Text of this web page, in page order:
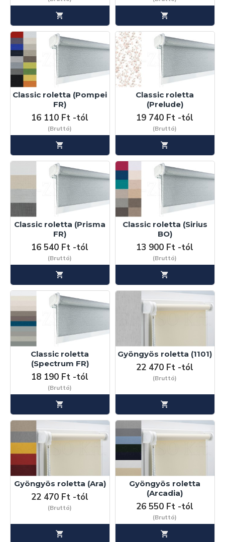
Classic roletta (Pompei
FR)
16 110 Ft -tól
(Bruttó)
Classic roletta
(Prelude)
19 740 Ft -tól
(Bruttó)
Classic roletta (Prisma
FR)
16 540 Ft -tól
(Bruttó)
Classic roletta (Sirius
BO)
13 900 Ft -tól
(Bruttó)
Classic roletta
(Spectrum FR)
18 190 Ft -tól
(Bruttó)
Gyöngyös roletta (1101)
22 470 Ft -tól
(Bruttó)
Gyöngyös roletta (Ara)
22 470 Ft -tól
(Bruttó)
Gyöngyös roletta
(Arcadia)
26 550 Ft -tól
(Bruttó)